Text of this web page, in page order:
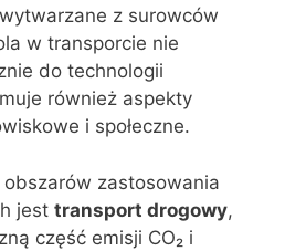
z surowców
w transporcie nie
do technologii
również aspekty
i społeczne.
obszarów zastosowania
jest transport drogowy,
część emisji CO₂ i